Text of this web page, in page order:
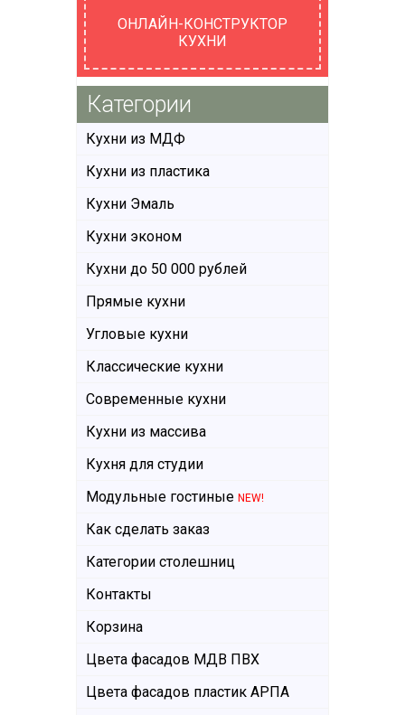
ОНЛАЙН-КОНСТРУКТОР
КУХНИ
Категории
Кухни из МДФ
Кухни из пластика
Кухни Эмаль
Кухни эконом
Кухни до 50 000 рублей
Прямые кухни
Угловые кухни
Классические кухни
Современные кухни
Кухни из массива
Кухня для студии
Модульные гостиные NEW!
Как сделать заказ
Категории столешниц
Контакты
Корзина
Цвета фасадов МДВ ПВХ
Цвета фасадов пластик АРПА